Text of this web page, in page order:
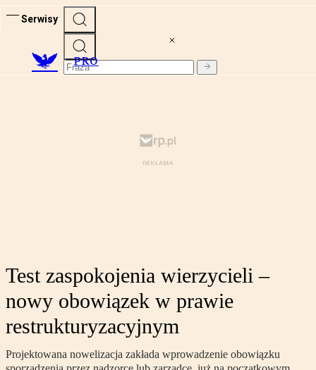
Serwisy
PRO
Test zaspokojenia wierzycieli –
nowy obowiązek w prawie
restrukturyzacyjnym
Projektowana nowelizacja zakłada wprowadzenie obowiązku